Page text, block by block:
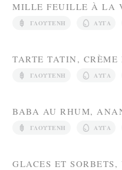
MILLE FEUILLE À LA
ΓΛΟΥΤΈΝΗ ΑΥΓΆ
TARTE TATIN,
ΓΛΟΥΤΈΝΗ ΑΥΓΆ
BABA AU RHUM,
ΓΛΟΥΤΈΝΗ ΑΥΓΆ
GLACES ET